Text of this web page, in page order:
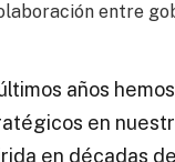
entre
años
en
en décadas